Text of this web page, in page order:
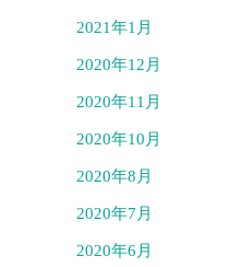
2021年1月
2020年12月
2020年11月
2020年10月
2020年8月
2020年7月
2020年6月